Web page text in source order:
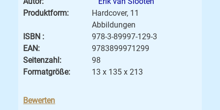
Produktform:
Hardcover, 11
Abbildungen
ISBN :
978-3-89997-129-3
EAN:
9783899971299
Seitenzahl:
98
Formatgröße:
13 x 135 x 213
Bewerten